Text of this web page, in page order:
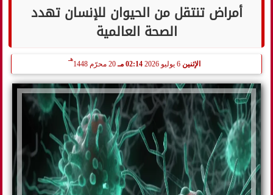
أمراض تنتقل من الحيوان للإنسان تهدد
الصحة العالمية
الإثنين 6 يوليو 2026 02:14 مـ 20 محرّم 1448
هـ